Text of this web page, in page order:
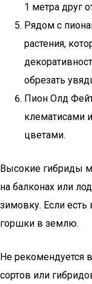
1 метра друг
Рядом с
растения,
обрезать
Пион Олд
клематисами
цветами.
Высокие гибриды
на балконах или
зимовку. Если
горшки в землю.
Не рекомендуется
сортов или